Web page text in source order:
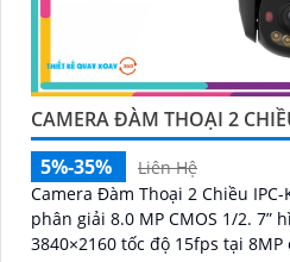
CAMERA ĐÀM THOẠI 2
5%-35%
Liên Hệ
Camera Đàm Thoại 2 Chiều
phân giải 8.0 MP CMOS 1/2. 7”
3840×2160 tốc độ 15fps tại